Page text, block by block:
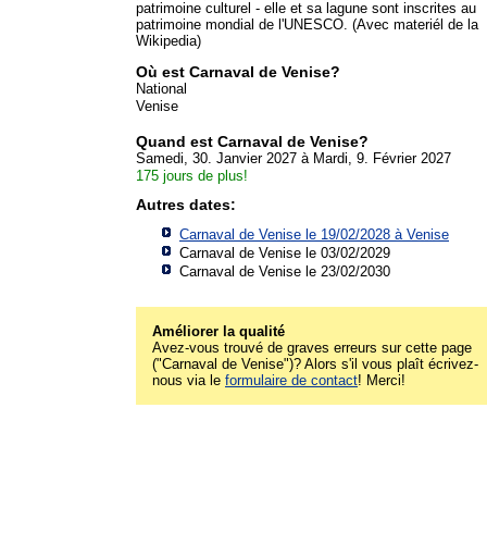
patrimoine culturel - elle et sa lagune sont inscrites au
patrimoine mondial de l'UNESCO. (Avec materiél de la
Wikipedia)
Où est Carnaval de Venise?
National
Venise
Quand est Carnaval de Venise?
Samedi, 30. Janvier 2027 à Mardi, 9. Février 2027
175 jours de plus!
Autres dates:
Carnaval de Venise le 19/02/2028 à Venise
Carnaval de Venise le 03/02/2029
Carnaval de Venise le 23/02/2030
Améliorer la qualité
Avez-vous trouvé de graves erreurs sur cette page
("Carnaval de Venise")? Alors s'il vous plaît écrivez-
nous via le formulaire de contact! Merci!